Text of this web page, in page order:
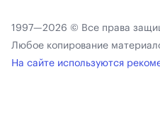
1997—2026 © Все права
Любое копирование
На сайте используются